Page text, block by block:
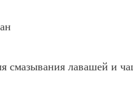
смазывания лавашей и